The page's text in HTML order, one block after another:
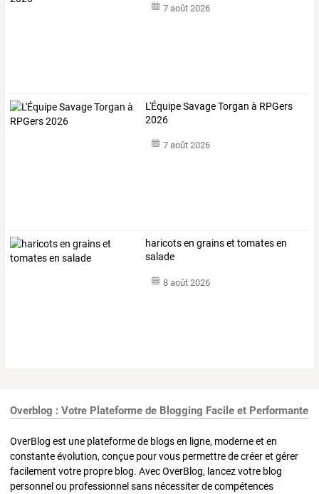
7 août 2026
L'Équipe Savage Torgan à RPGers
2026
7 août 2026
haricots en grains et tomates en
salade
8 août 2026
Overblog : Votre Plateforme de Blogging Facile et Performante
OverBlog est une plateforme de blogs en ligne, moderne et en
constante évolution, conçue pour vous permettre de créer et gérer
facilement votre propre blog. Avec OverBlog, lancez votre blog
personnel ou professionnel sans nécessiter de compétences